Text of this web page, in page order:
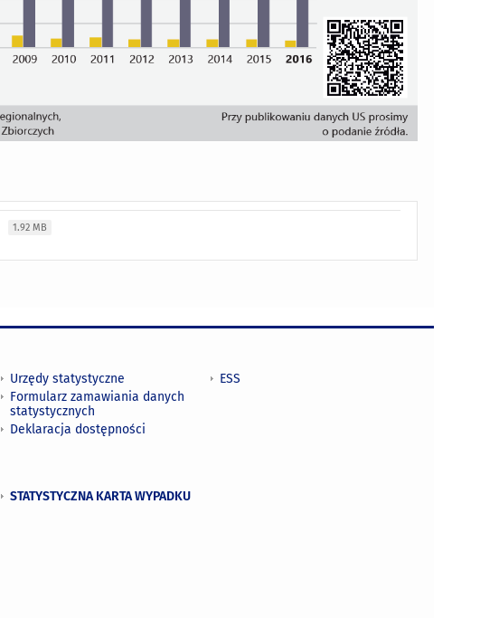
1.92 MB
Urzędy statystyczne
Formularz zamawiania danych
statystycznych
Deklaracja dostępności
STATYSTYCZNA KARTA WYPADKU
ESS